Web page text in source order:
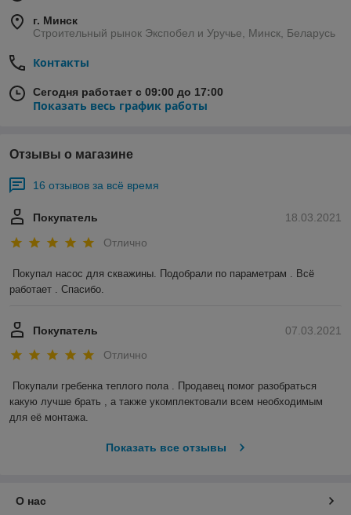
г. Минск
Строительный рынок Экспобел и Уручье, Минск, Беларусь
Контакты
Сегодня работает с 09:00 до 17:00
Показать весь график работы
Отзывы о магазине
16 отзывов за всё время
18.03.2021
Покупатель
Отлично
Покупал насос для скважины. Подобрали по параметрам . Всё
работает . Спасибо.
07.03.2021
Покупатель
Отлично
Покупали гребенка теплого пола . Продавец помог разобраться
какую лучше брать , а также укомплектовали всем необходимым
для её монтажа.
Показать все отзывы
О нас